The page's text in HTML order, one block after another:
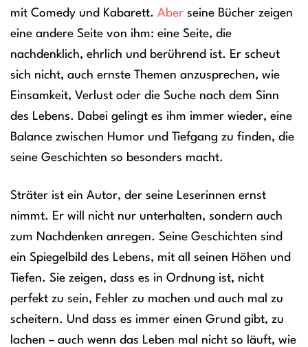
mit Comedy und Kabarett. Aber seine Bücher zeigen
eine andere Seite von ihm: eine Seite, die
nachdenklich, ehrlich und berührend ist. Er scheut
sich nicht, auch ernste Themen anzusprechen, wie
Einsamkeit, Verlust oder die Suche nach dem Sinn
des Lebens. Dabei gelingt es ihm immer wieder, eine
Balance zwischen Humor und Tiefgang zu finden, die
seine Geschichten so besonders macht.
Sträter ist ein Autor, der seine Leserinnen ernst
nimmt. Er will nicht nur unterhalten, sondern auch
zum Nachdenken anregen. Seine Geschichten sind
ein Spiegelbild des Lebens, mit all seinen Höhen und
Tiefen. Sie zeigen, dass es in Ordnung ist, nicht
perfekt zu sein, Fehler zu machen und auch mal zu
scheitern. Und dass es immer einen Grund gibt, zu
lachen – auch wenn das Leben mal nicht so läuft, wie